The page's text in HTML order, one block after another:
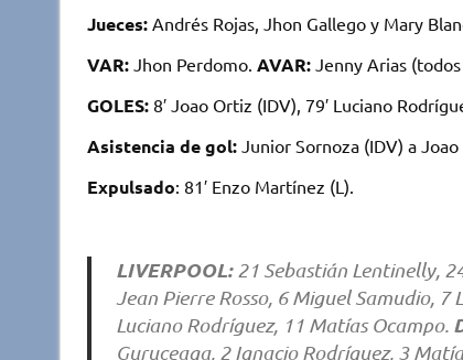
Jueces:Andrés Rojas, Jhon Gallego y Mary
VAR:Jhon Perdomo. AVAR:Jenny Arias
GOLES:8′ Joao Ortiz (IDV), 79′ Luciano
Asistencia de gol:Junior Sornoza (IDV) a
Expulsado: 81′ Enzo Martínez (L).
LIVERPOOL:21 Sebastián Lentinelly,
Jean Pierre Rosso, 6 Miguel Samudio, 7
Luciano Rodríguez, 11 Matías Ocampo.
Guruceaga, 2 Ignacio Rodríguez, 3